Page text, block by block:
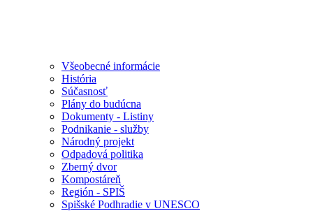
Všeobecné informácie
História
Súčasnosť
Plány do budúcna
Dokumenty - Listiny
Podnikanie - služby
Národný projekt
Odpadová politika
Zberný dvor
Kompostáreň
Región - SPIŠ
Spišské Podhradie v UNESCO